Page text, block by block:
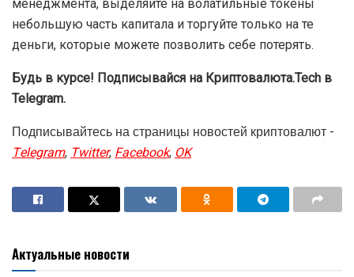
в $1 млн, нужно приобрести 232 019 487 536 PEPE. По
текущей цене в $0,000000788334 стоимость монет
составит около $182 396.
Тем не менее, криптоэнтузиастам стоит помнить о том,
что PEPE — крайне волатильный актив, и решение
добавить его в портфель сопряжено в высокими
рисками. Всегда помните о соблюдении риск- и мани-
небольшую часть капитала и торгуйте только на те
деньги, которые можете позволить себе потерять.
Telegram.
Актуальные новости